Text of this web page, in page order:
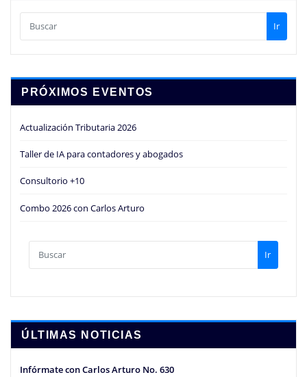
Ir
PRÓXIMOS EVENTOS
Actualización Tributaria 2026
Taller de IA para contadores y abogados
Consultorio +10
Combo 2026 con Carlos Arturo
Ir
ÚLTIMAS NOTICIAS
Infórmate con Carlos Arturo No. 630